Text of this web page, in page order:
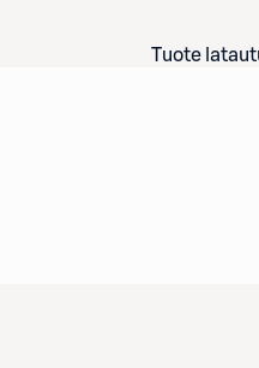
Tuote